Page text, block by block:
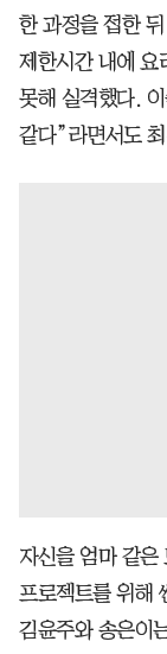
한 과정을 접한
제한시간 내에 요
못해 실격했다.
같다”라면서도
자신을 엄마 같은
프로젝트를 위해
김윤주와 송은이